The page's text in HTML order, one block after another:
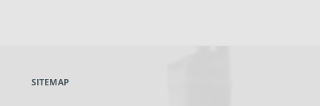
new
SITEMAP